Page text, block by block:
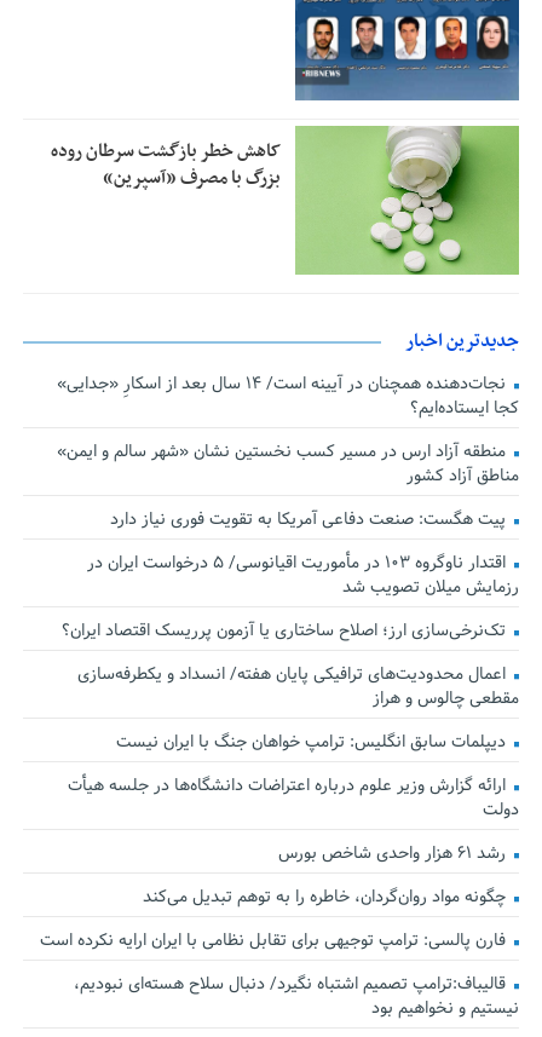
کاهش خطر بازگشت سرطان روده
بزرگ با مصرف «آسپرین»
جدیدترین اخبار
نجات‌دهنده‌ همچنان در آیینه است/ ۱۴ سال بعد از اسکارِ «جدایی»
کجا ایستاده‌ایم؟
منطقه آزاد ارس در مسیر کسب نخستین نشان «شهر سالم و ایمن»
مناطق آزاد کشور
پیت هگست: صنعت دفاعی آمریکا به تقویت فوری نیاز دارد
اقتدار ناوگروه ۱۰۳ در مأموریت‌ اقیانوسی/ ۵ درخواست ایران در
رزمایش میلان تصویب شد
تک‌نرخی‌سازی ارز؛ اصلاح ساختاری یا آزمون پرریسک اقتصاد ایران؟
اعمال محدودیت‌های ترافیکی پایان هفته/ انسداد و یکطرفه‌سازی
مقطعی چالوس و هراز
دیپلمات سابق انگلیس:‌ ترامپ خواهان جنگ با ایران نیست
ارائه گزارش وزیر علوم درباره اعتراضات دانشگاه‌ها در جلسه هیأت
دولت
رشد ۶۱ هزار واحدی شاخص بورس
چگونه مواد روان‌گردان، خاطره را به توهم تبدیل می‌کند
فارن پالسی: ترامپ توجیهی برای تقابل نظامی با ایران ارایه نکرده است
قالیباف:ترامپ تصمیم اشتباه نگیرد/ دنبال سلاح هسته‌ای نبودیم،
نیستیم و نخواهیم بود